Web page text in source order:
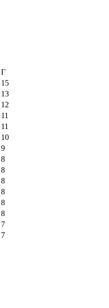
Г
15
13
12
11
11
10
9
8
8
8
8
8
8
7
7